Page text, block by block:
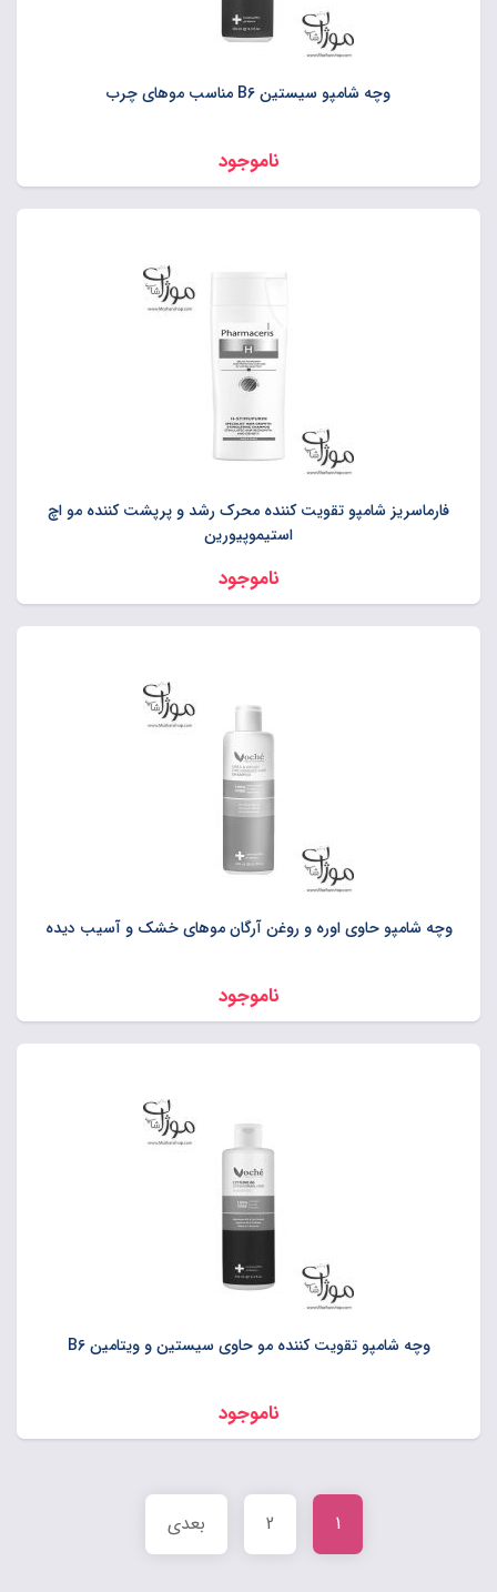
وچه شامپو سیستین B6 مناسب موهای چرب
ناموجود
فارماسریز شامپو تقویت کننده محرک رشد و پرپشت کننده مو اچ
استیموپیورین
ناموجود
وچه شامپو حاوی اوره و روغن آرگان موهای خشک و آسیب دیده
ناموجود
وچه شامپو تقویت کننده مو حاوی سیستین و ویتامین B6
ناموجود
1
2 بعدی